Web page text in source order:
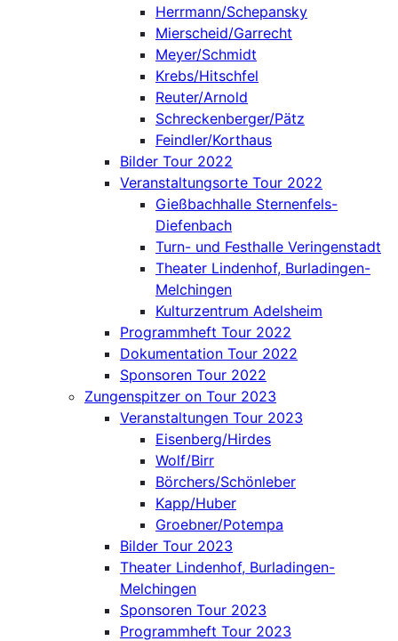
Herrmann/Schepansky
Mierscheid/Garrecht
Meyer/Schmidt
Krebs/Hitschfel
Reuter/Arnold
Schreckenberger/Pätz
Feindler/Korthaus
Bilder Tour 2022
Veranstaltungsorte Tour 2022
Gießbachhalle Sternenfels-
Diefenbach
Turn- und Festhalle Veringenstadt
Theater Lindenhof, Burladingen-
Melchingen
Kulturzentrum Adelsheim
Programmheft Tour 2022
Dokumentation Tour 2022
Sponsoren Tour 2022
Zungenspitzer on Tour 2023
Veranstaltungen Tour 2023
Eisenberg/Hirdes
Wolf/Birr
Börchers/Schönleber
Kapp/Huber
Groebner/Potempa
Bilder Tour 2023
Theater Lindenhof, Burladingen-
Melchingen
Sponsoren Tour 2023
Programmheft Tour 2023